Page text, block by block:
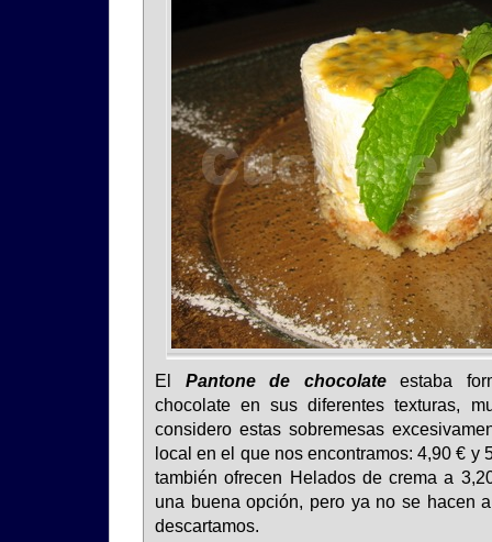
El Pantone de chocolateestaba
chocolate en sus diferentes texturas,
considero estas sobremesas
local en el que nos encontramos: 4,90 € y
también ofrecen Helados de crema a
una buena opción, pero ya no se hacen
descartamos.